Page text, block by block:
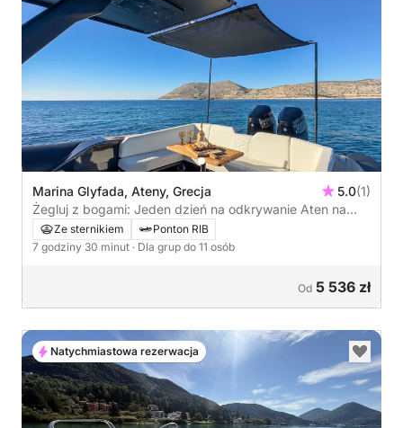
Marina Glyfada, Ateny, Grecja 5.0(1)
Żegluj z bogami: Jeden dzień na odkrywanie Aten na
motorówce
Ze sternikiem
Ponton RIB
7 godziny 30 minut · Dla grup do 11 osób
Od 5 536 zł
Natychmiastowa rezerwacja